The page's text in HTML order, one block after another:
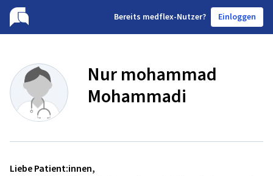
Bereits medflex-Nutzer? Einloggen
Nur mohammad
Mohammadi
Liebe Patient:innen,